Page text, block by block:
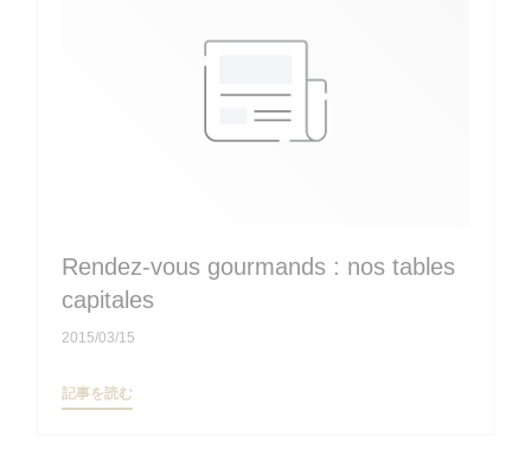
Rendez-vous gourmands : nos tables
capitales
2015/03/15
記事を読む((新しいウィンドウで開きます))